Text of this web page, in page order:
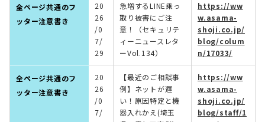
全ページ共通のフ
ッター注意書き
20
26
/0
7/
29
急増するLINE乗っ
取り被害にご注
意！（セキュリテ
ィーニュースレタ
ーVol.134）
https://ww
w.asama-
shoji.co.jp/
blog/colum
n/17033/
全ページ共通のフ
ッター注意書き
20
26
/0
7/
【最近のご相談事
例】ネットが遅
い！原因特定と機
器入れかえ(埼玉
https://ww
w.asama-
shoji.co.jp/
blog/staff/1